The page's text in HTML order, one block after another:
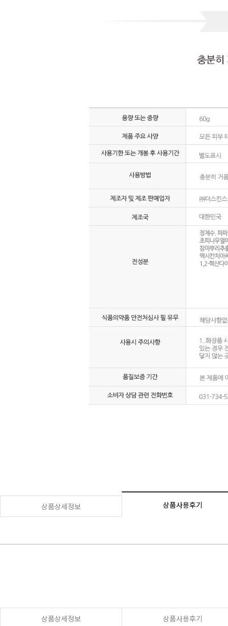
상품상세정보 상품사용후기
상품상세정보 상품사용후기